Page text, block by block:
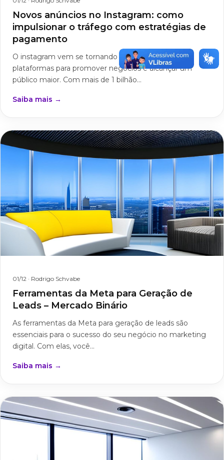
Novos anúncios no Instagram: como
impulsionar o tráfego com estratégias de
pagamento
O instagram vem se tornando uma das principais
plataformas para promover negócios e alcançar um
público maior. Com mais de 1 bilhão...
Saiba mais →
01/12 · Rodrigo Schvabe
Ferramentas da Meta para Geração de
Leads – Mercado Binário
As ferramentas da Meta para geração de leads são
essenciais para o sucesso do seu negócio no marketing
digital. Com elas, você...
Saiba mais →